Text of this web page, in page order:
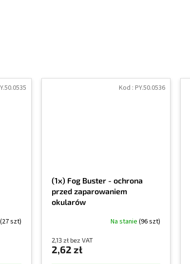
(27 szt)
(1x) Fog Buster - ochrona
przed zaparowaniem
okularów
Na stanie (96 szt)
2,13 zł bez VAT
2,62 zł
Kod : PY.50.0536